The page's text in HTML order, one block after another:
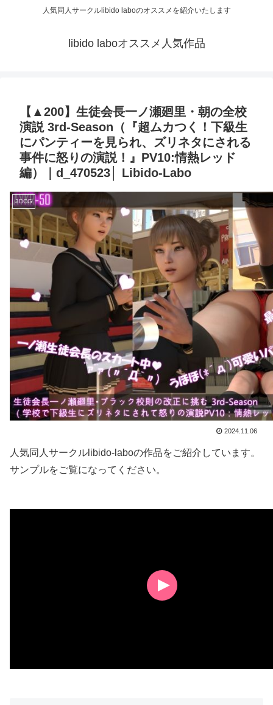
人気同人サークルlibido laboのオススメを紹介いたします
libido laboオススメ人気作品
【▲200】生徒会長一ノ瀬廻里・朝の全校
演説 3rd-Season（『超ムカつく！下級生
にパンティーを見られ、ズリネタにされる
事件に怒りの演説！』PV10:情熱レッド
編）｜d_470523│ Libido-Labo
3DCG
2024.11.06
人気同人サークルlibido-laboの作品をご紹介しています。
サンプルをご覧になってください。